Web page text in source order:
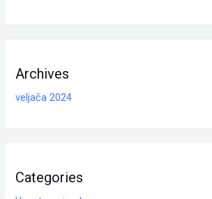
Archives
veljača 2024
Categories